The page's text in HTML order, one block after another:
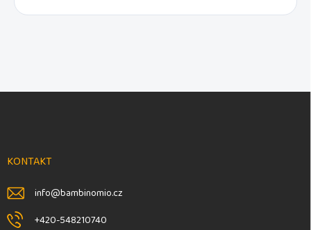
F
e
KONTAKT
info@bambinomio.cz
+420-548210740